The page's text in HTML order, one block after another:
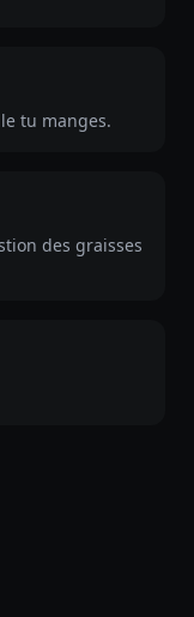
tu manges.
des graisses